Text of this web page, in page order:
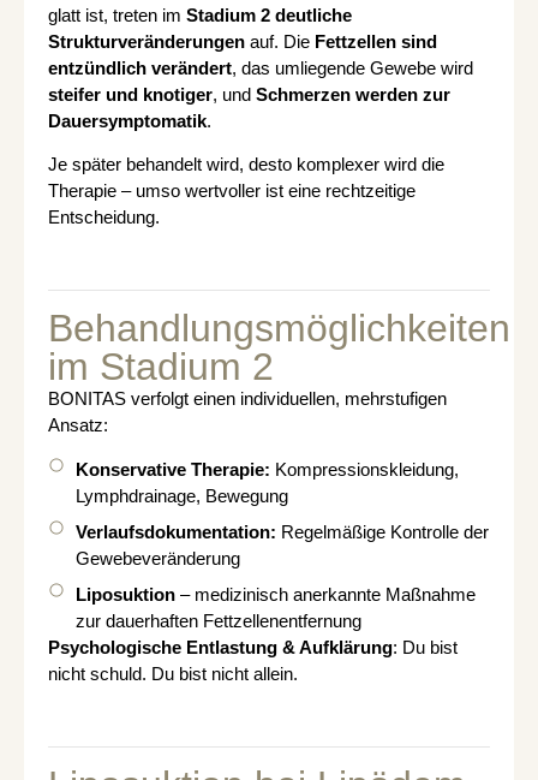
glatt ist, treten im Stadium 2 deutliche
Strukturveränderungen auf. Die Fettzellen sind
entzündlich verändert, das umliegende Gewebe wird
steifer und knotiger, und Schmerzen werden zur
Dauersymptomatik.
Je später behandelt wird, desto komplexer wird die
Therapie – umso wertvoller ist eine rechtzeitige
Entscheidung.
Behandlungsmöglichkeiten
im Stadium 2
BONITAS verfolgt einen individuellen, mehrstufigen
Ansatz:
Konservative Therapie: Kompressionskleidung,
Lymphdrainage, Bewegung
Verlaufsdokumentation: Regelmäßige Kontrolle der
Gewebeveränderung
Liposuktion – medizinisch anerkannte Maßnahme
zur dauerhaften Fettzellenentfernung
Psychologische Entlastung & Aufklärung: Du bist
nicht schuld. Du bist nicht allein.